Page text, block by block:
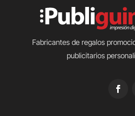
Fabricantes de regalos
publicitarios